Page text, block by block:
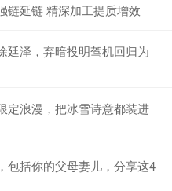
链延链 精深加工提质增效
廷泽，弃暗投明驾机回归为
定浪漫，把冰雪诗意都装进
包括你的父母妻儿，分享这4